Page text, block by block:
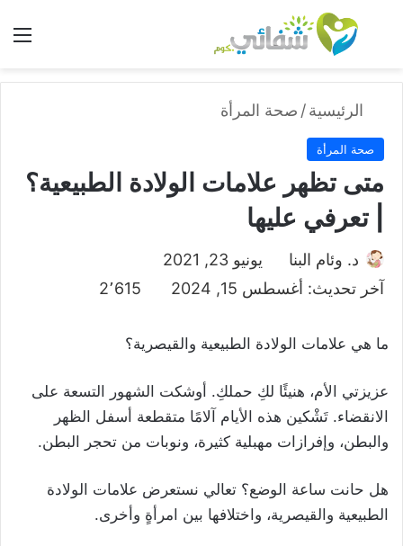
بحث عن
الرئيسية/ صحة المرأة
صحة المرأة
متى تظهر علامات الولادة الطبيعية؟
| تعرفي عليها
د. وئام البنا
يونيو 23, 2021
آخر تحديث: أغسطس 15, 2024
2٬615
ما هي علامات الولادة الطبيعية والقيصرية؟
عزيزتي الأم، هنيئًا لكِ حملكِ. أوشكت الشهور التسعة على
الانقضاء. تَشْكين هذه الأيام آلامًا متقطعة أسفل الظهر
والبطن، وإفرازات مهبلية كثيرة، ونوبات من تحجر البطن.
هل حانت ساعة الوضع؟ تعالي نستعرض علامات الولادة
الطبيعية والقيصرية، واختلافها بين امرأةٍ وأخرى.